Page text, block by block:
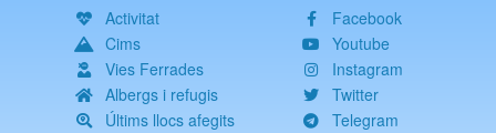
Activitat
Cims
Vies Ferrades
Albergs i refugis
Últims llocs afegits
Facebook
Youtube
Instagram
Twitter
Telegram